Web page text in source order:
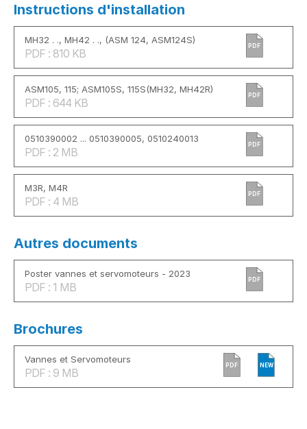
Instructions d'installation
MH32 . ., MH42 . ., (ASM 124, ASM124S)
PDF : 810 KB
PDF
ASM105, 115; ASM105S, 115S(MH32, MH42R)
PDF : 644 KB
PDF
0510390002 ... 0510390005, 0510240013
PDF : 2 MB
PDF
M3R, M4R
PDF : 4 MB
PDF
Autres documents
Poster vannes et servomoteurs - 2023
PDF : 1 MB
PDF
Brochures
Vannes et Servomoteurs
PDF : 9 MB
PDF NEW